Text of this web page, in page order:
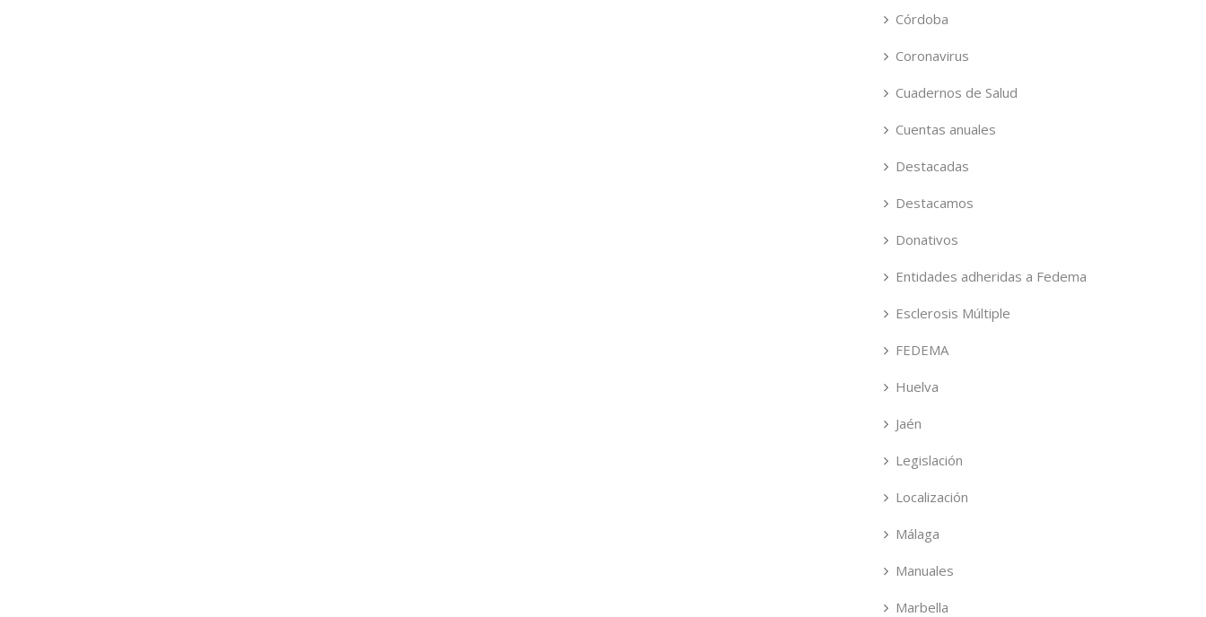
Córdoba
Coronavirus
Cuadernos de Salud
Cuentas anuales
Destacadas
Destacamos
Donativos
Entidades adheridas a Fedema
Esclerosis Múltiple
FEDEMA
Huelva
Jaén
Legislación
Localización
Málaga
Manuales
Marbella